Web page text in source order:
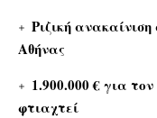
Ριζική
Αθήνας
1.900.000 € για
φτιαχτεί